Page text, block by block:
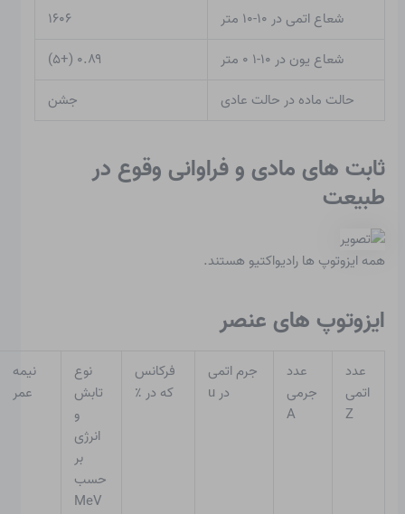
شعاع اتمی در ۱۰-۱۰ متر
۱۶۰۶
شعاع یون در ۱۰-۱ ۰ متر
۰.۸۹ (+۵)
حالت ماده در حالت عادی
جشن
ثابت های مادی و فراوانی وقوع در
طبیعت
همه ایزوتوپ ها رادیواکتیو هستند.
ایزوتوپ های عنصر
عدد
اتمی
Z
عدد
جرمی
A
جرم اتمی
در u
فرکانس
که در ٪
نوع
تابش
و
انرژی
بر
حسب
MeV
نیمه
عمر